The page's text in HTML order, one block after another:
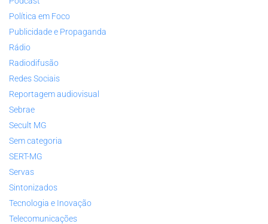
Política em Foco
Publicidade e Propaganda
Rádio
Radiodifusão
Redes Sociais
Reportagem audiovisual
Sebrae
Secult MG
Sem categoria
SERT-MG
Servas
Sintonizados
Tecnologia e Inovação
Telecomunicações